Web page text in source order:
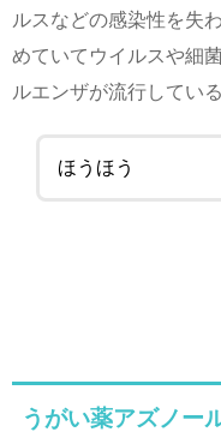
ルスなどの感染性を失
めていてウイルスや細
ルエンザが流行してい
ほうほう
うがい薬アズノー